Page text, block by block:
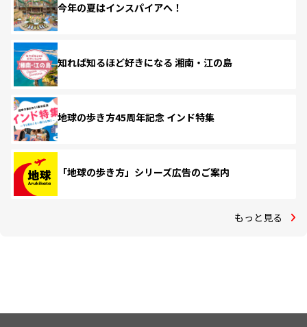
今年の夏はインスパイアへ！
知れば知るほど好きになる 湘南・江の島
地球の歩き方45周年記念 インド特集
「地球の歩き方」シリーズ広告のご案内
もっと見る